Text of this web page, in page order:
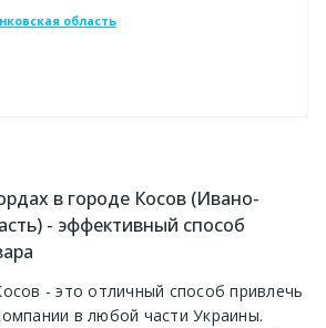
область
в городе Косов (Ивано-
- эффективный способ
- это отличный способ привлечь
в любой части Украины.